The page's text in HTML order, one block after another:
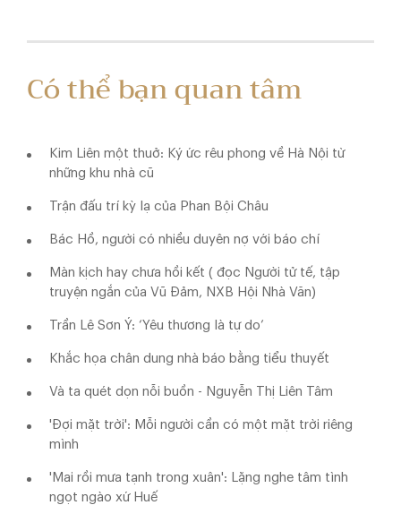
Có thể bạn quan tâm
Kim Liên một thuở: Ký ức rêu phong về Hà Nội từ
những khu nhà cũ
Trận đấu trí kỳ lạ của Phan Bội Châu
Bác Hồ, người có nhiều duyên nợ với báo chí
Màn kịch hay chưa hồi kết ( đọc Người tử tế, tập
truyện ngắn của Vũ Đảm, NXB Hội Nhà Văn)
Trần Lê Sơn Ý: ‘Yêu thương là tự do’
Khắc họa chân dung nhà báo bằng tiểu thuyết
Và ta quét dọn nỗi buồn - Nguyễn Thị Liên Tâm
'Đợi mặt trời': Mỗi người cần có một mặt trời riêng
mình
'Mai rồi mưa tạnh trong xuân': Lặng nghe tâm tình
ngọt ngào xứ Huế